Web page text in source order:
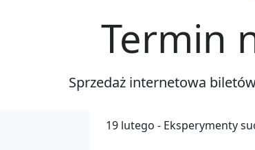
Termin
Sprzedaż internetowa
19 lutego - Eksperymenty